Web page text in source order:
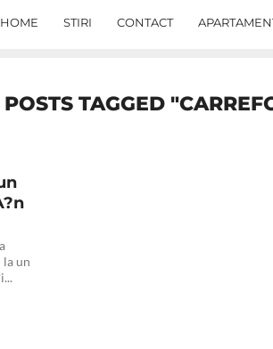
HOME STIRI CONTACT
TAGGED
la un